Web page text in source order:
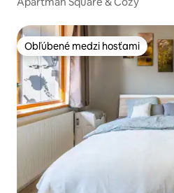
Obľúbené medzi hosťami
Obľúbené medzi hosťami